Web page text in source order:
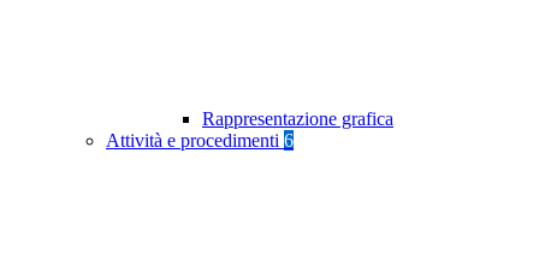
Rappresentazione grafica
Attività e procedimenti 6